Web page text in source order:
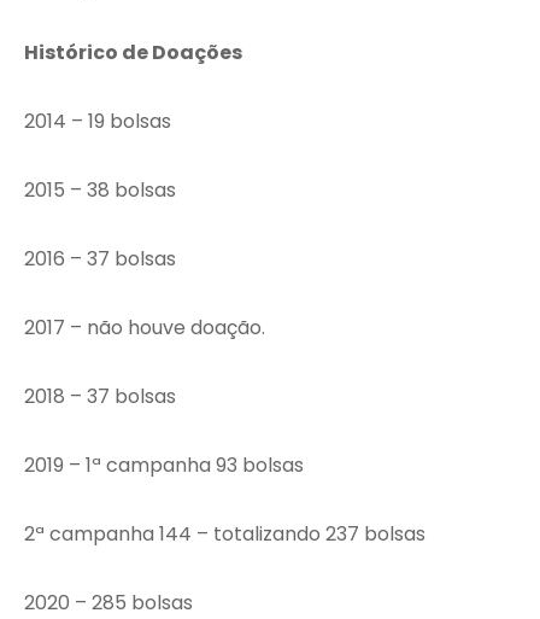
Histórico de Doações
2014 – 19 bolsas
2015 – 38 bolsas
2016 – 37 bolsas
2017 – não houve doação.
2018 – 37 bolsas
2019 – 1ª campanha 93 bolsas
2ª campanha 144 – totalizando 237 bolsas
2020 – 285 bolsas